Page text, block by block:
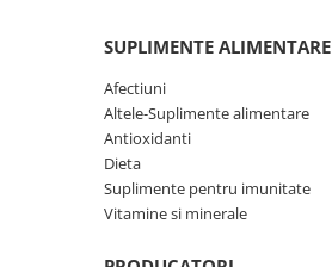
Ingrijire și cosmetice
Scutece si servetele
Cosmetice copii
Protectie anti-insecte
Hrana pentru bebelusi
SUPLIMENTE ALIMENTARE
Afectiuni
Altele-Suplimente alimentare
Antioxidanti
Dieta
Suplimente pentru imunitate
Vitamine si minerale